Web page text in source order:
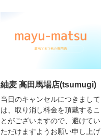
紬麦 高田馬場店(tsumugi)
当日のキャンセルにつきまして
は、取り消し料金を頂戴するこ
とがございますので、避けてい
ただけますようお願い申し上げ